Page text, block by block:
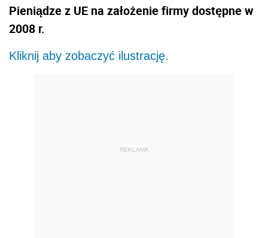
Pieniądze z UE na założenie firmy dostępne w
2008 r.
Kliknij aby zobaczyć ilustrację.
REKLAMA